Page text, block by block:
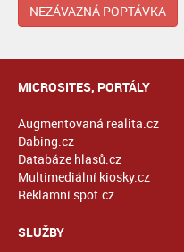
NEZÁVAZNÁ POPTÁVKA
MICROSITES, PORTÁLY
Augmentovaná realita.cz
Dabing.cz
Databáze hlasů.cz
Multimediální kiosky.cz
Reklamní spot.cz
SLUŽBY